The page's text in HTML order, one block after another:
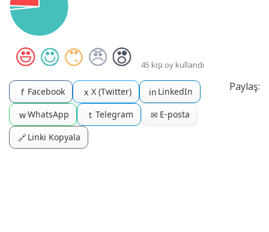
45 kişi oy kullandı
Paylaş:
f Facebook x X (Twitter) in LinkedIn
wWhatsApp t Telegram ✉ E-posta
🔗Linki Kopyala